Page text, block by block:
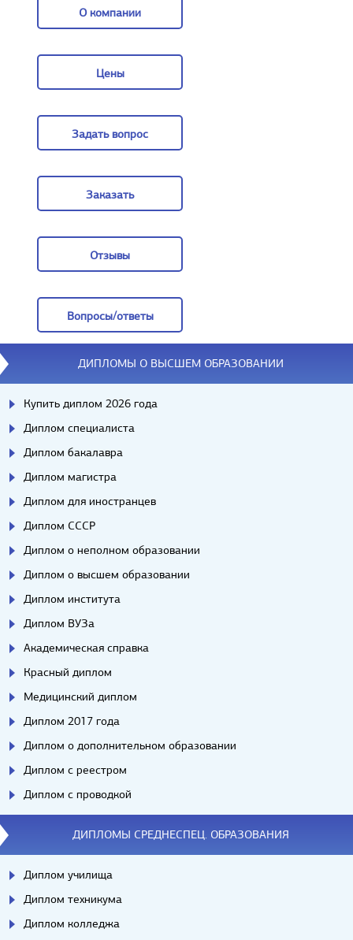
О компании
Цены
Задать вопрос
Заказать
Отзывы
Вопросы/ответы
Вопросы/ответы
ДИПЛОМЫ О ВЫСШЕМ ОБРАЗОВАНИИ
Купить диплом 2026 года
Диплом специалиста
Диплом бакалавра
Диплом магистра
Диплом для иностранцев
Диплом СССР
Диплом о неполном образовании
Диплом о высшем образовании
Диплом института
Диплом ВУЗа
Академическая справка
Красный диплом
Медицинский диплом
Диплом 2017 года
Диплом о дополнительном образовании
Диплом с реестром
Диплом с проводкой
ДИПЛОМЫ СРЕДНЕСПЕЦ. ОБРАЗОВАНИЯ
Диплом училища
Диплом техникума
Диплом колледжа